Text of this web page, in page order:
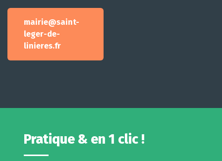
mairie@saint-
leger-de-
linieres.fr
Pratique & en 1 clic !